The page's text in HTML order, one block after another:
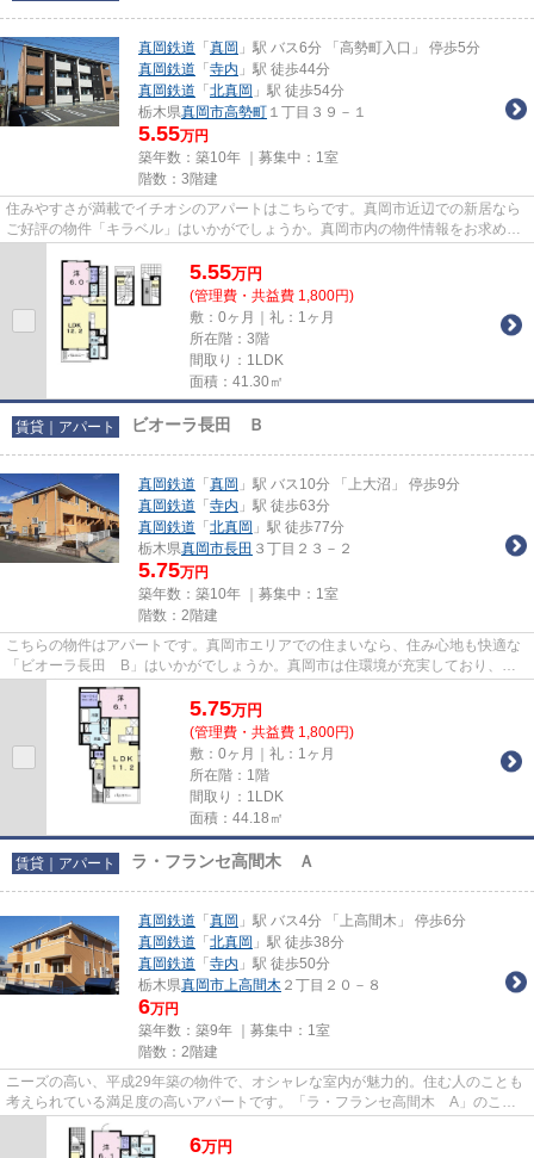
真岡鉄道 「 真岡 」駅 バス6分 「高勢町入口」 停歩5分
真岡鉄道 「 寺内 」駅 徒歩44分
真岡鉄道 「 北真岡 」駅 徒歩54分
栃木県真岡市高勢町 １丁目３９－１
5.55万円
築年数：築10年 ｜募集中： 1室
階数：3階建
住みやすさが満載でイチオシのアパートはこちらです。真岡市近辺での新居なら
ご好評の物件「キラベル」はいかがでしょうか。真岡市内の物件情報をお求めな
5.55万円
(管理費・共益費 1,800円)
敷：0ヶ月｜礼：1ヶ月
所在階：3階
間取り：1LDK
面積：41.30㎡
賃貸｜アパート ビオーラ長田 Ｂ
真岡鉄道 「 真岡 」駅 バス10分 「上大沼」 停歩9分
真岡鉄道 「 寺内 」駅 徒歩63分
真岡鉄道 「 北真岡 」駅 徒歩77分
栃木県真岡市長田 ３丁目２３－２
5.75万円
築年数：築10年 ｜募集中： 1室
階数：2階建
こちらの物件はアパートです。真岡市エリアでの住まいなら、住み心地も快適な
「ビオーラ長田 B」はいかがでしょうか。真岡市は住環境が充実しており、利
便性の高い暮らしをするならこ...
5.75万円
(管理費・共益費 1,800円)
敷：0ヶ月｜礼：1ヶ月
所在階：1階
間取り：1LDK
面積：44.18㎡
賃貸｜アパート ラ・フランセ高間木 Ａ
真岡鉄道 「 真岡 」駅 バス4分 「上高間木」 停歩6分
真岡鉄道 「 北真岡 」駅 徒歩38分
真岡鉄道 「 寺内 」駅 徒歩50分
栃木県真岡市上高間木 ２丁目２０－８
6万円
築年数：築9年 ｜募集中： 1室
階数：2階建
ニーズの高い、平成29年築の物件で、オシャレな室内が魅力的。住む人のことも
考えられている満足度の高いアパートです。「ラ・フランセ高間木 A」のここ
がイチオシ。賃貸物件を探すな...
6万円